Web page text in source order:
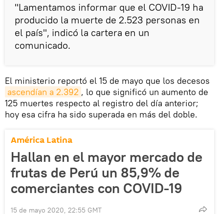
"Lamentamos informar que el COVID-19 ha
producido la muerte de 2.523 personas en
el país", indicó la cartera en un
comunicado.
El ministerio reportó el 15 de mayo que los decesos
ascendían a 2.392 , lo que significó un aumento de
125 muertes respecto al registro del día anterior;
hoy esa cifra ha sido superada en más del doble.
América Latina
Hallan en el mayor mercado de
frutas de Perú un 85,9% de
comerciantes con COVID-19
15 de mayo 2020, 22:55 GMT